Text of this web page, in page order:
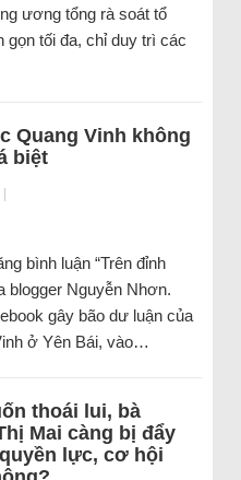
ương tổng rà soát tổ
tối đa, chỉ duy trì các
Quang Vinh không
biệt
|
bình luận “Trên đỉnh
blogger Nguyễn Nhơn.
gây bão dư luận của
ở Yên Bái, vào…
thoái lui, bà
Mai càng bị đẩy
lực, cơ hội